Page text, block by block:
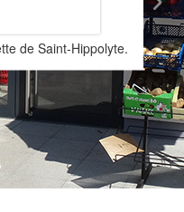
vins
Nous vous proposons
provenant de la cave
Kintzheim-St-Hippolyte.